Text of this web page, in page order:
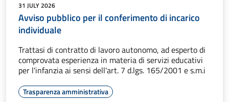
31 JULY 2026
Avviso pubblico per il conferimento di incarico
individuale
Trattasi di contratto di lavoro autonomo, ad esperto di
comprovata esperienza in materia di servizi educativi
per l'infanzia ai sensi dell'art. 7 d.lgs. 165/2001 e s.m.i
Trasparenza amministrativa